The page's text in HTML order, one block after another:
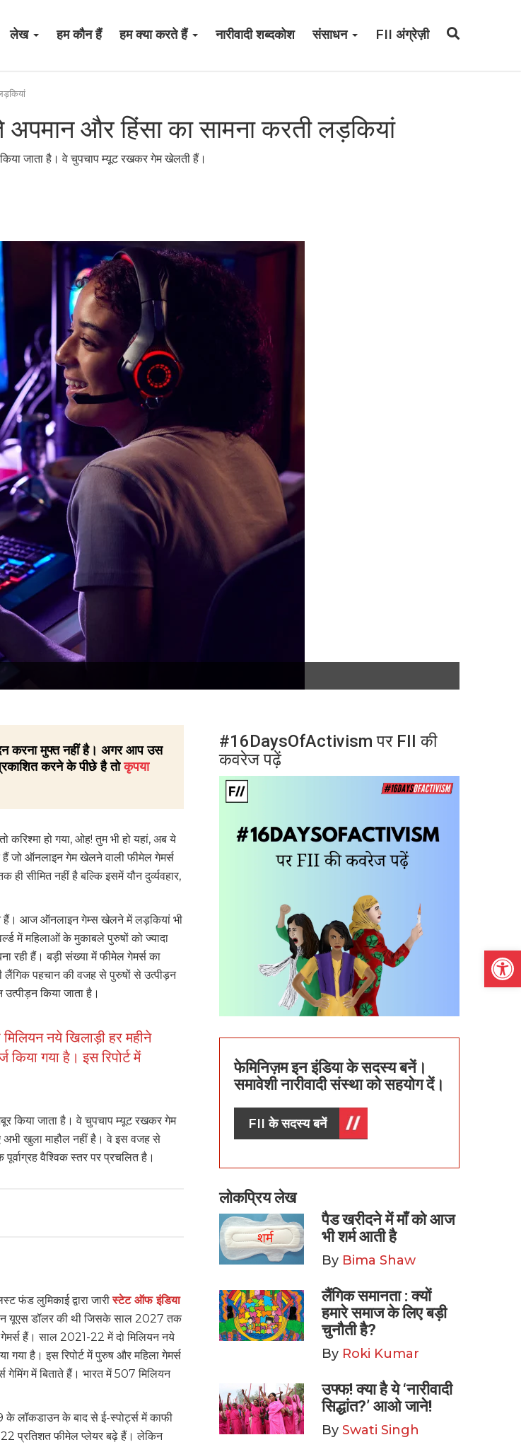
लेख हम कौन हैं हम क्या करते हैं नारीवादी शब्दकोश संसाधन FII अंग्रेज़ी
और हिंसा का सामना करती लड़कियां
जाता है। वे चुपचाप म्यूट रखकर गेम खेलती हैं।
करना मुफ्त नहीं है। अगर आप उस
करने के पीछे है तोकृपया
करिश्मा हो गया, ओह! तुम भी हो यहां, अब ये
जो ऑनलाइन गेम खेलने वाली फीमेल गेमर्स
सीमित नहीं है बल्कि इसमें यौन दुर्व्यवहार,
हैं। आज ऑनलाइन गेम्स खेलने में लड़कियां भी
में महिलाओं के मुकाबले पुरुषों को ज्यादा
रही हैं। बड़ी संख्या में फीमेल गेमर्स का
लैंगिक पहचान की वजह से पुरुषों से उत्पीड़न
किया जाता है।
नये खिलाड़ी हर महीने
गया है। इस रिपोर्ट में
किया जाता है। वे चुपचाप म्यूट रखकर गेम
अभी खुला माहौल नहीं है। वे इस वजह से
वैश्विक स्तर पर प्रचलित है।
फंड लुमिकाई द्वारा जारीस्टेट ऑफ इंडिया
यूएस डॉलर की थी जिसके साल 2027 तक
हैं। साल 2021-22 में दो मिलियन नये
गया है। इस रिपोर्ट में पुरुष और महिला गेमर्स
गेमिंग में बिताते हैं। भारत में 507 मिलियन
लॉकडाउन के बाद से ई-स्पोर्ट्स में काफी
प्रतिशत फीमेल प्लेयर बढ़े हैं। लेकिन
#16DaysOfActivism पर FII की
कवरेज पढ़ें
फेमिनिज़म इन इंडिया के सदस्य बनें।
समावेशी नारीवादी संस्था को सहयोग दें।
FII के सदस्य बनें
लोकप्रिय लेख
पैड खरीदने में माँ को आज
भी शर्म आती है
By Bima Shaw
लैंगिक समानता : क्यों
हमारे समाज के लिए बड़ी
चुनौती है?
By Roki Kumar
उफ्फ! क्या है ये ‘नारीवादी
सिद्धांत?’ आओ जाने!
By Swati Singh